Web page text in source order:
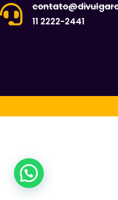
11 2222-2441